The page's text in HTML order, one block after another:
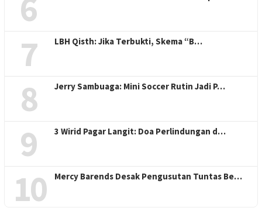
7 LBH Qisth: Jika Terbukti, Skema “B…
8 Jerry Sambuaga: Mini Soccer Rutin Jadi P…
9 3 Wirid Pagar Langit: Doa Perlindungan d…
10 Mercy Barends Desak Pengusutan Tuntas Be…